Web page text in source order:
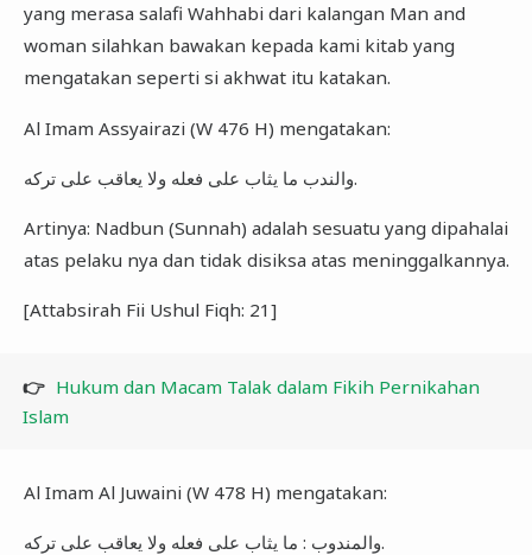
yang merasa salafi Wahhabi dari kalangan Man and
woman silahkan bawakan kepada kami kitab yang
mengatakan seperti si akhwat itu katakan.
Al Imam Assyairazi (W 476 H) mengatakan:
والندب ما يثاب على فعله ولا يعاقب على تركه.
Artinya: Nadbun (Sunnah) adalah sesuatu yang dipahalai
atas pelaku nya dan tidak disiksa atas meninggalkannya.
[Attabsirah Fii Ushul Fiqh: 21]
👉 Hukum dan Macam Talak dalam Fikih Pernikahan
Islam
Al Imam Al Juwaini (W 478 H) mengatakan:
والمندوب : ما يثاب على فعله ولا يعاقب على تركه.